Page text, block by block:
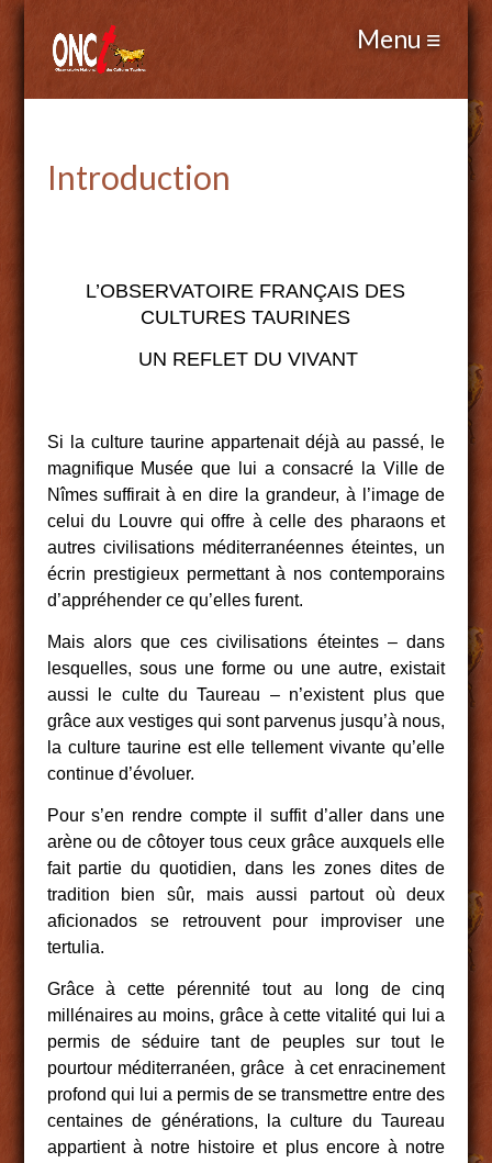
Introduction
L’OBSERVATOIRE FRANÇAIS DES
CULTURES TAURINES
UN REFLET DU VIVANT
Si la culture taurine appartenait déjà au passé, le
magnifique Musée que lui a consacré la Ville de
Nîmes suffirait à en dire la grandeur, à l’image de
celui du Louvre qui offre à celle des pharaons et
autres civilisations méditerranéennes éteintes, un
écrin prestigieux permettant à nos contemporains
d’appréhender ce qu’elles furent.
Mais alors que ces civilisations éteintes – dans
lesquelles, sous une forme ou une autre, existait
aussi le culte du Taureau – n’existent plus que
grâce aux vestiges qui sont parvenus jusqu’à nous,
la culture taurine est elle tellement vivante qu’elle
continue d’évoluer.
Pour s’en rendre compte il suffit d’aller dans une
arène ou de côtoyer tous ceux grâce auxquels elle
fait partie du quotidien, dans les zones dites de
tradition bien sûr, mais aussi partout où deux
aficionados se retrouvent pour improviser une
tertulia.
Grâce à cette pérennité tout au long de cinq
millénaires au moins, grâce à cette vitalité qui lui a
permis de séduire tant de peuples sur tout le
pourtour méditerranéen, grâce à cet enracinement
profond qui lui a permis de se transmettre entre des
centaines de générations, la culture du Taureau
appartient à notre histoire et plus encore à notre